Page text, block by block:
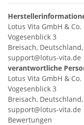
Lotus Vita GmbH & Co.
Vogesenblick 3
Breisach,
support@lotus-vita.de
verantwortliche
Lotus Vita GmbH & Co.
Vogesenblick 3
Breisach,
support@lotus-vita.de
Bewertungen